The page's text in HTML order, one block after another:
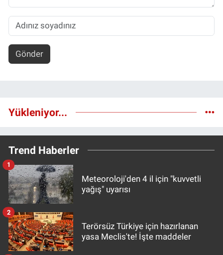
Gönder
Yükleniyor...
Trend Haberler
Meteoroloji'den 4 il için "kuvvetli
yağış" uyarısı
1
Terörsüz Türkiye için hazırlanan
yasa Meclis'te! İşte maddeler
2